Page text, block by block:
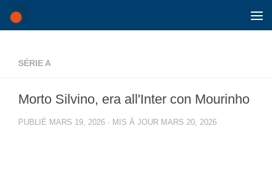
Skip to content
SÉRIE A
Morto Silvino, era all'Inter con Mourinho
PUBLIÉ MARS 19, 2026 · MIS À JOUR MARS 20, 2026